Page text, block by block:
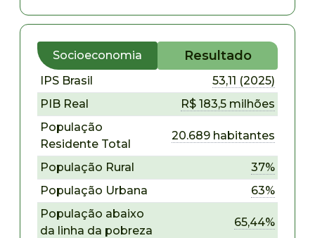
Socioeconomia Resultado
IPS Brasil
53,11 (2025)
PIB Real
R$ 183,5 milhões
População
Residente Total
20.689 habitantes
População Rural
37%
População Urbana
63%
População abaixo
da linha da pobreza
65,44%